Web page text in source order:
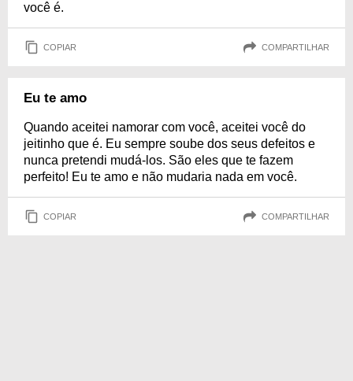
você é.
COPIAR COMPARTILHAR
Eu te amo
Quando aceitei namorar com você, aceitei você do
jeitinho que é. Eu sempre soube dos seus defeitos e
nunca pretendi mudá-los. São eles que te fazem
perfeito! Eu te amo e não mudaria nada em você.
COPIAR COMPARTILHAR